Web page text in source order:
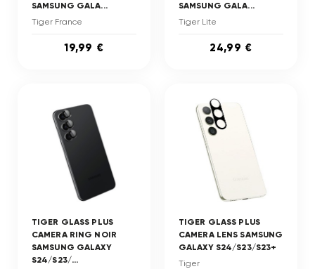
SAMSUNG GALA...
Tiger France
19,99 €
SAMSUNG GALA...
Tiger Lite
24,99 €
TIGER GLASS PLUS
CAMERA RING NOIR
SAMSUNG GALAXY
S24/S23/...
TIGER GLASS PLUS
CAMERA LENS SAMSUNG
GALAXY S24/S23/S23+
Tiger